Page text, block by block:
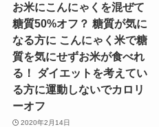
お米にこんにゃくを混ぜて
糖質50%オフ？ 糖質が気に
なる方に こんにゃく米で糖
質を気にせずお米が食べれ
る！ ダイエットを考えてい
る方に運動しないでカロリ
ーオフ
2020年2月14日